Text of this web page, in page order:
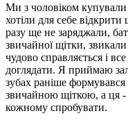
Ми з чоловіком купували
хотіли для себе
разу ще не заряджали,
звичайної щітки,
чудово справляється і
доглядати. Я приймаю
зубах раніше
звичайною щіткою, а ця -
кожному спробувати.